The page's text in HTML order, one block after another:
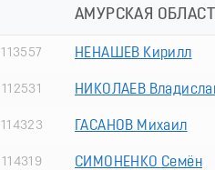
АМУРСКАЯ
113557 НЕНАШЕВ Кирилл
112531 НИКОЛАЕВ
114323 ГАСАНОВ Михаил
114319 СИМОНЕНКО Семён